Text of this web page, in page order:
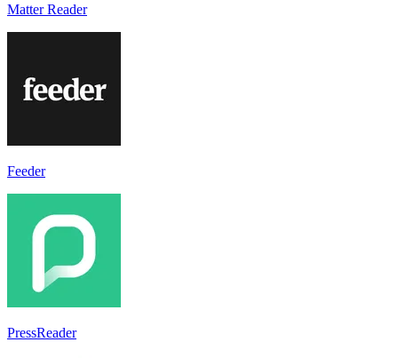
Matter Reader
Feeder
PressReader